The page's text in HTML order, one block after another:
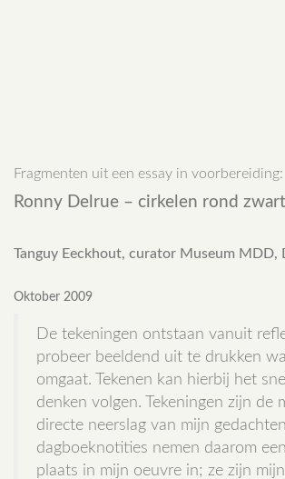
Fragmenten uit een essay in voorbereiding:
Ronny Delrue – cirkelen rond
Tanguy Eeckhout, curator Museum MDD,
Oktober 2009
De tekeningen ontstaan vanuit
probeer beeldend uit te drukken
omgaat. Tekenen kan hierbij het
denken volgen. Tekeningen zijn de
directe neerslag van mijn
dagboeknotities nemen daarom
plaats in mijn oeuvre in; ze zijn mijn